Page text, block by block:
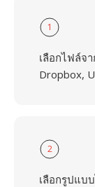
1
เลือกไฟล์จ
Dropbox,
2
เลือกรูปแบ